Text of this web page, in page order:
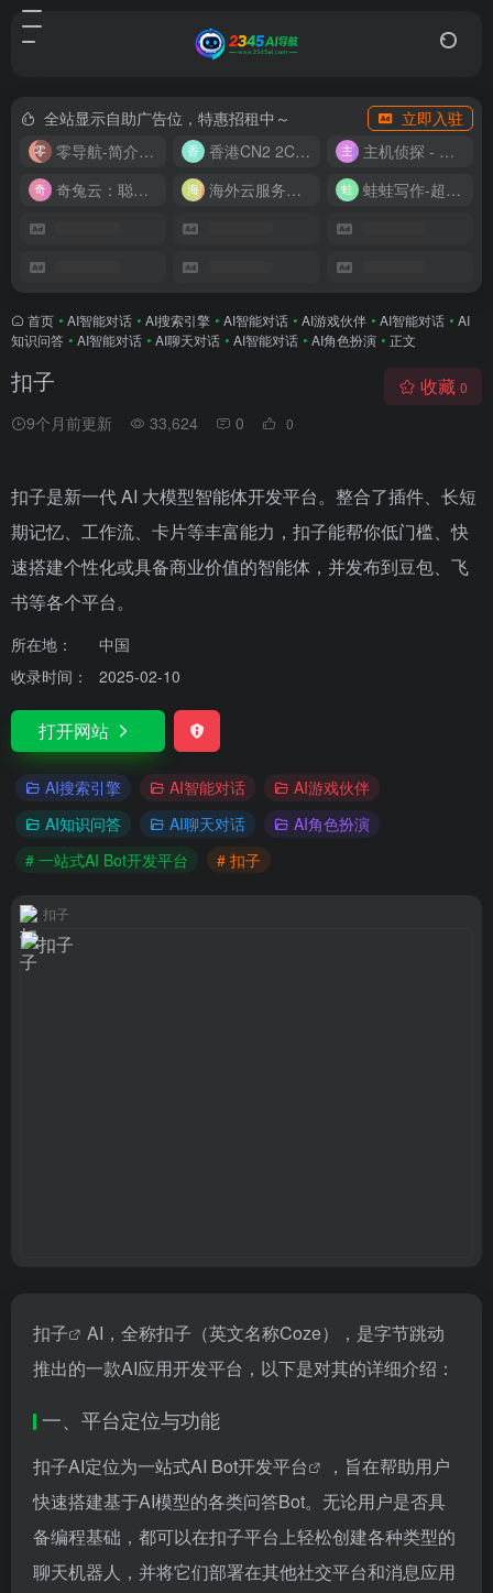
全站显示自助广告位，特惠招租中～
立即入驻
零导航-简介实用的网址导航
香港CN2 2C2G20M 9.9/月
主机侦探 - 少花钱，用好云
奇兔云：聪明人的“省”钱计划！
海外云服务器全网最低价 蛙蛙写作-超级AI智能写作助手
首页 • AI智能对话 • AI搜索引擎 • AI智能对话 • AI游戏伙伴 • AI智能对话 • AI
知识问答 • AI智能对话 • AI聊天对话 • AI智能对话 • AI角色扮演 • 正文
扣子
9个月前更新 33,624 0 0
收藏 0
扣子是新一代 AI 大模型智能体开发平台。整合了插件、长短
期记忆、工作流、卡片等丰富能力，扣子能帮你低门槛、快
速搭建个性化或具备商业价值的智能体，并发布到豆包、飞
书等各个平台。
所在地：
中国
收录时间：
2025-02-10
打开网站
AI搜索引擎 AI智能对话
AI游戏伙伴
AI知识问答
AI聊天对话
AI角色扮演
# 一站式AI Bot开发平台
# 扣子
扣子
扣子
AI，全称扣子（英文名称Coze），是字节跳动
推出的一款AI应用开发平台，以下是对其的详细介绍：
一、平台定位与功能
扣子AI定位为一站式AI Bot开发平台
，旨在帮助用户
快速搭建基于AI模型的各类问答Bot。无论用户是否具
备编程基础，都可以在扣子平台上轻松创建各种类型的
聊天机器人，并将它们部署在其他社交平台和消息应用